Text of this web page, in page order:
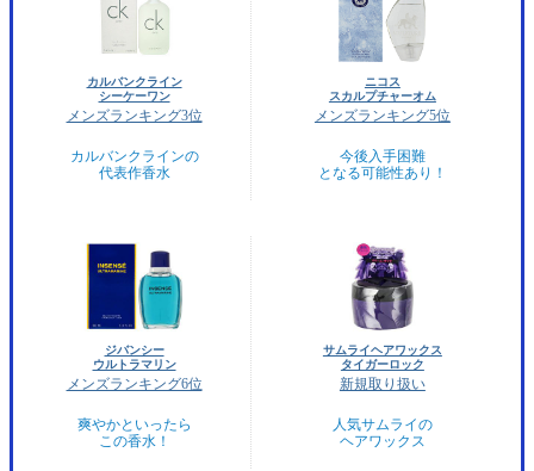
カルバンクライン
シーケーワン
メンズランキング3位
カルバンクラインの
代表作香水
ニコス
スカルプチャーオム
メンズランキング5位
今後入手困難
となる可能性あり！
ジバンシー
ウルトラマリン
メンズランキング6位
爽やかといったら
この香水！
サムライヘアワックス
タイガーロック
新規取り扱い
人気サムライの
ヘアワックス